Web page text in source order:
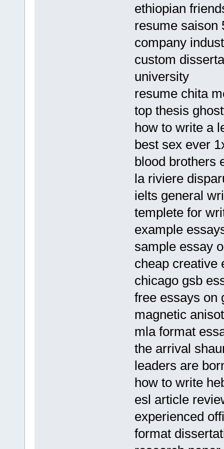
ethiopian
resume saison
company
custom
university
resume chita
top thesis
how to write a
best sex ever
blood brothers
la riviere
ielts general
templete for
example
sample essay
cheap creative
chicago gsb
free essays on
magnetic
mla format
the arrival
leaders are
how to write
esl article
experienced
format